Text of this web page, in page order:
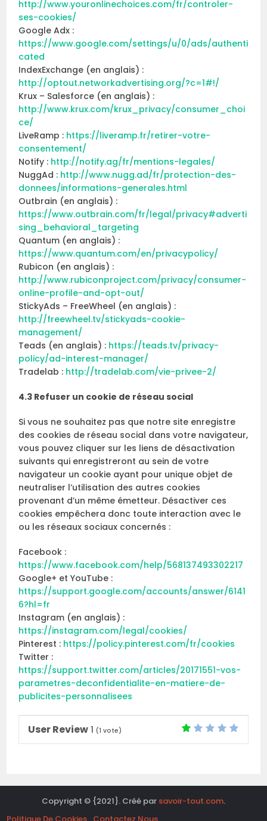
http://www.youronlinechoices.com/fr/controler-
ses-cookies/
Google Adx :
https://www.google.com/settings/u/0/ads/authenti
cated
IndexExchange (en anglais) :
http://optout.networkadvertising.org/?c=1#!/
Krux – Salesforce (en anglais) :
http://www.krux.com/krux_privacy/consumer_choi
ce/
LiveRamp : https://liveramp.fr/retirer-votre-
consentement/
Notify : http://notify.ag/fr/mentions-legales/
NuggAd : http://www.nugg.ad/fr/protection-des-
donnees/informations-generales.html
Outbrain (en anglais) :
https://www.outbrain.com/fr/legal/privacy#adverti
sing_behavioral_targeting
Quantum (en anglais) :
https://www.quantum.com/en/privacypolicy/
Rubicon (en anglais) :
http://www.rubiconproject.com/privacy/consumer-
online-profile-and-opt-out/
StickyAds – FreeWheel (en anglais) :
http://freewheel.tv/stickyads-cookie-
management/
Teads (en anglais) : https://teads.tv/privacy-
policy/ad-interest-manager/
Tradelab : http://tradelab.com/vie-privee-2/
4.3 Refuser un cookie de réseau social
Si vous ne souhaitez pas que notre site enregistre
des cookies de réseau social dans votre navigateur,
vous pouvez cliquer sur les liens de désactivation
suivants qui enregistreront au sein de votre
navigateur un cookie ayant pour unique objet de
neutraliser l’utilisation des autres cookies
provenant d’un même émetteur. Désactiver ces
cookies empêchera donc toute interaction avec le
ou les réseaux sociaux concernés :
Facebook :
https://www.facebook.com/help/568137493302217
Google+ et YouTube :
https://support.google.com/accounts/answer/6141
6?hl=fr
Instagram (en anglais) :
https://instagram.com/legal/cookies/
Pinterest : https://policy.pinterest.com/fr/cookies
Twitter :
https://support.twitter.com/articles/20171551-vos-
parametres-deconfidentialite-en-matiere-de-
publicites-personnalisees
User Review 1 (1 vote)
Copyright © {2021}. Créé par savoir-tout.com.